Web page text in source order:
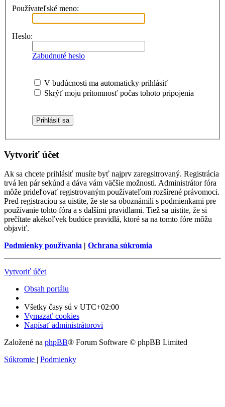
Používateľské meno:
Heslo:
Zabudnuté heslo
V budúcnosti ma automaticky prihlásiť
Skrýť moju prítomnosť počas tohoto pripojenia
Vytvoriť účet
Ak sa chcete prihlásiť musíte byť najprv zaregsitrovaný. Registrácia
trvá len pár sekúnd a dáva vám väčšie možnosti. Administrátor fóra
môže prideľovať registrovaným používateľom rozšírené právomoci.
Pred registraciou sa uistite, že ste sa oboznámili s podmienkami pre
používanie tohto fóra a s dalšími pravidlami. Tiež sa uistite, že si
prečítate akékoľvek budúce pravidlá, ktoré sa na tomto fóre môžu
objaviť.
Podmienky používania | Ochrana súkromia
Vytvoriť účet
Obsah portálu
Všetky časy sú v UTC+02:00
Vymazať cookies
Napísať administrátorovi
Založené na phpBB® Forum Software © phpBB Limited
Súkromie | Podmienky